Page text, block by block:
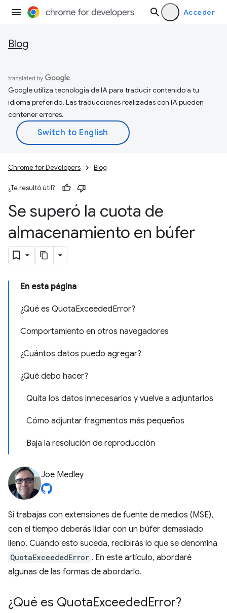
Acceder
Blog
Google utiliza tecnología de IA para traducir contenido a tu
idioma preferido. Las traducciones realizadas con IA pueden
contener errores.
Chrome for Developers Blog
¿Te resultó útil?
Se superó la cuota de
almacenamiento en búfer
En esta página
¿Qué es QuotaExceededError?
Comportamiento en otros navegadores
¿Cuántos datos puedo agregar?
¿Qué debo hacer?
Quita los datos innecesarios y vuelve a adjuntarlos
Cómo adjuntar fragmentos más pequeños
Baja la resolución de reproducción
Joe Medley
Si trabajas con extensiones de fuente de medios (MSE),
con el tiempo deberás lidiar con un búfer demasiado
lleno. Cuando esto suceda, recibirás lo que se denomina
QuotaExceededError . En este artículo, abordaré
algunas de las formas de abordarlo.
¿Qué es QuotaExceededError?